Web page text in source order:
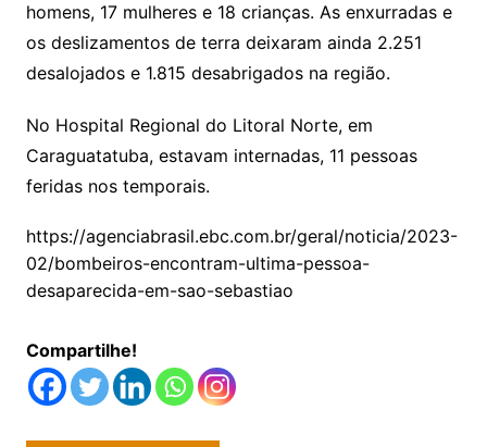
homens, 17 mulheres e 18 crianças. As enxurradas e
os deslizamentos de terra deixaram ainda 2.251
desalojados e 1.815 desabrigados na região.
No Hospital Regional do Litoral Norte, em
Caraguatatuba, estavam internadas, 11 pessoas
feridas nos temporais.
https://agenciabrasil.ebc.com.br/geral/noticia/2023-
02/bombeiros-encontram-ultima-pessoa-
desaparecida-em-sao-sebastiao
Compartilhe!